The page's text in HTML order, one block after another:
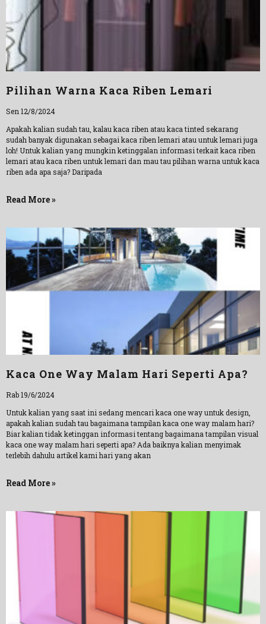
Pilihan Warna Kaca Riben Lemari
Sen 12/8/2024
Apakah kalian sudah tau, kalau kaca riben atau kaca tinted sekarang
sudah banyak digunakan sebagai kaca riben lemari atau untuk lemari juga
loh! Untuk kalian yang mungkin ketinggalan informasi terkait kaca riben
lemari atau kaca riben untuk lemari dan mau tau pilihan warna untuk kaca
riben ada apa saja? Daripada
Read More »
Kaca One Way Malam Hari Seperti Apa?
Rab 19/6/2024
Untuk kalian yang saat ini sedang mencari kaca one way untuk design,
apakah kalian sudah tau bagaimana tampilan kaca one way malam hari?
Biar kalian tidak ketinggan informasi tentang bagaimana tampilan visual
kaca one way malam hari seperti apa? Ada baiknya kalian menyimak
terlebih dahulu artikel kami hari yang akan
Read More »